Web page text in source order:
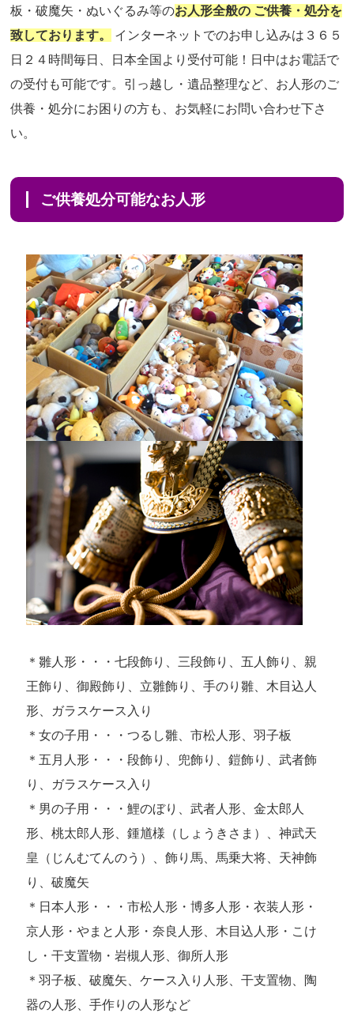
板・破魔矢・ぬいぐるみ等のお人形全般の ご供養・処分を
致しております。
インターネットでのお申し込みは３６５
日２４時間毎日、日本全国より受付可能！日中はお電話で
の受付も可能です。引っ越し・遺品整理など、お人形のご
供養・処分にお困りの方も、お気軽にお問い合わせ下さ
い。
ご供養処分可能なお人形
＊雛人形・・・七段飾り、三段飾り、五人飾り、親
王飾り、御殿飾り、立雛飾り、手のり雛、木目込人
形、ガラスケース入り
＊女の子用・・・つるし雛、市松人形、羽子板
＊五月人形・・・段飾り、兜飾り、鎧飾り、武者飾
り、ガラスケース入り
＊男の子用・・・鯉のぼり、武者人形、金太郎人
形、桃太郎人形、鍾馗様（しょうきさま）、神武天
皇（じんむてんのう）、飾り馬、馬乗大将、天神飾
り、破魔矢
＊日本人形・・・市松人形・博多人形・衣装人形・
京人形・やまと人形・奈良人形、木目込人形・こけ
し・干支置物・岩槻人形、御所人形
＊羽子板、破魔矢、ケース入り人形、干支置物、陶
器の人形、手作りの人形など